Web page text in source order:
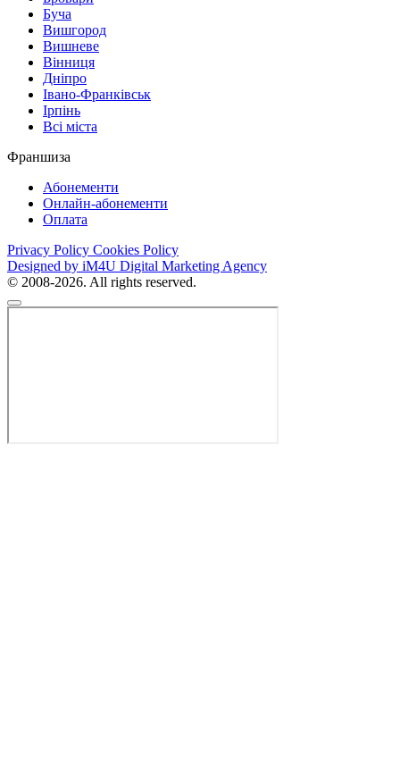
Буча
Вишгород
Вишневе
Вінниця
Дніпро
Івано-Франківськ
Ірпінь
Всі міста
Франшиза
Абонементи
Онлайн-абонементи
Оплата
Privacy Policy Cookies Policy
Designed by iM4U Digital Marketing Agency
© 2008-2026. All rights reserved.